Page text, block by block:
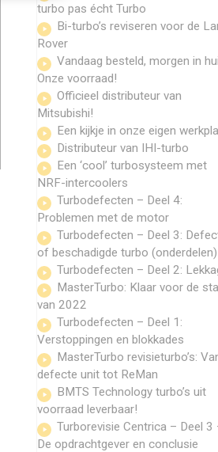
turbo pas écht Turbo
Bi-turbo’s reviseren voor de
Rover
Vandaag besteld, morgen in
Onze voorraad!
Officieel distributeur van
Mitsubishi!
Een kijkje in onze eigen
Distributeur van IHI-turbo
Een ‘cool’ turbosysteem met
NRF-intercoolers
Turbodefecten – Deel 4:
Problemen met de motor
Turbodefecten – Deel 3:
of beschadigde turbo (onderdelen)
Turbodefecten – Deel 2:
MasterTurbo: Klaar voor de
van 2022
Turbodefecten – Deel 1:
Verstoppingen en blokkades
MasterTurbo revisieturbo’s:
defecte unit tot ReMan
BMTS Technology turbo’s uit
voorraad leverbaar!
Turborevisie Centrica – Deel 3
De opdrachtgever en conclusie